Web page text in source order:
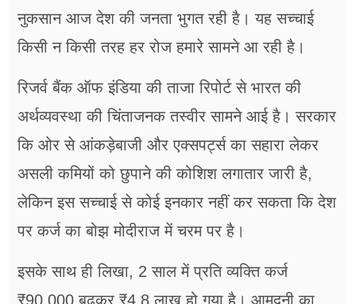
नुकसान आज देश की जनता भुगत रही है। यह सच्चाई
किसी न किसी तरह हर रोज हमारे सामने आ रही है।
रिजर्व बैंक ऑफ इंडिया की ताजा रिपोर्ट से भारत की
अर्थव्यवस्था की चिंताजनक तस्वीर सामने आई है। सरकार
कि ओर से आंकड़ेबाजी और एक्सपर्ट्स का सहारा लेकर
असली कमियों को छुपाने की कोशिश लगातार जारी है,
लेकिन इस सच्चाई से कोई इनकार नहीं कर सकता कि देश
पर कर्ज का बोझ मोदीराज में चरम पर है।
इसके साथ ही लिखा, 2 साल में प्रति व्यक्ति कर्ज
₹90,000 बढ़कर ₹4.8 लाख हो गया है। आमदनी का